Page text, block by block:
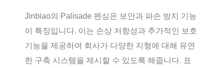
Jinbiao의 Palisade 펜싱은 보안과 파손 방지 기능
이 특징입니다. 이는 손상 저항성과 추가적인 보호
기능을 제공하여 회사가 다양한 지형에 대해 유연
한 구축 시스템을 제시할 수 있도록 해줍니다. 표